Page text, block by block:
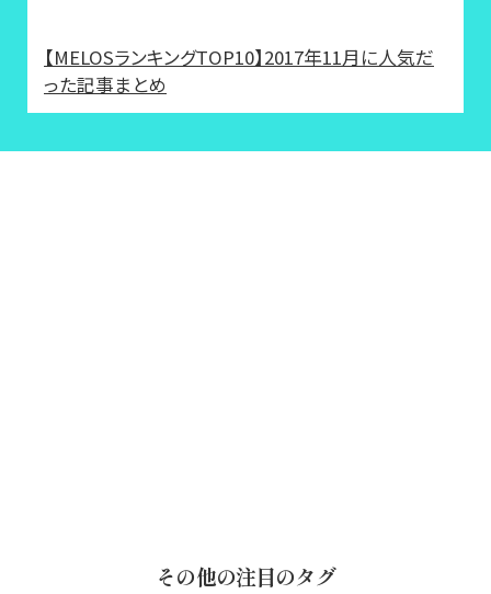
【MELOSランキングTOP10】2017年11月に人気だ
った記事まとめ
その他の注目のタグ